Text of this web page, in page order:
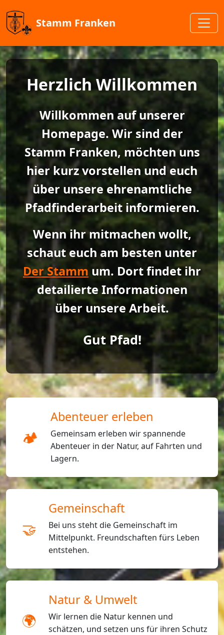
Stamm Franken
Herzlich Willkommen
Willkommen auf unserer
Homepage. Wir sind der
Stamm Franken, möchten uns
hier kurz vorstellen und euch
über unsere ehrenamtliche
Pfadfinderarbeit informieren.
Wenn ihr mitmachen wollt,
schaut euch am besten unter
Der Stamm um. Dort findet ihr
detailierte Informationen
über unsere Arbeit.
Gut Pfad!
🏕️
Abenteuer erleben
Gemeinsam erleben wir spannende
Abenteuer in der Natur, auf Fahrten und
Lagern.
🤝
Gemeinschaft
Bei uns steht die Gemeinschaft im
Mittelpunkt. Freundschaften fürs Leben
entstehen.
🌍
Natur & Umwelt
Wir lernen die Natur kennen und
schätzen, und setzen uns für ihren Schutz